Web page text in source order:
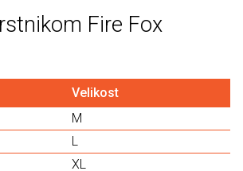
Fire Fox
Velikost
M
L
XL